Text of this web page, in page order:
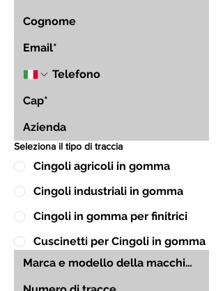
Seleziona il tipo di traccia
Cingoli agricoli in gomma
Cingoli industriali in gomma
Cingoli in gomma per finitrici
Cuscinetti per Cingoli in gomma